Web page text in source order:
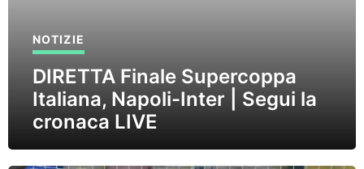
NOTIZIE
DIRETTA Finale Supercoppa
Italiana, Napoli-Inter | Segui la
cronaca LIVE